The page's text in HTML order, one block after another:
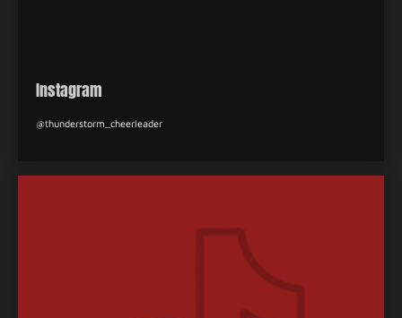
Instagram
@thunderstorm_cheerleader